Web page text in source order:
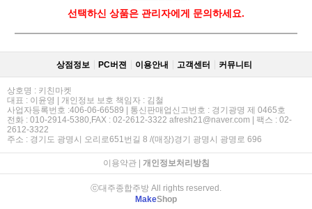
선택하신 상품은 관리자에게 문의하세요.
상점정보 PC버젼 이용안내 고객센터 커뮤니티
상호명 : 키친마켓
대표 : 이윤영 | 개인정보 보호 책임자 : 김철
사업자등록번호 :406-06-66589 | 통신판매업신고번호 : 경기광명 제 0465호
전화 : 010-2914-5380,FAX : 02-2612-3322 afresh21@naver.com | 팩스 : 02-
2612-3322
주소 : 경기도 광명시 오리로651번길 8 /(매장)경기 광명시 광명로 696
이용약관| 개인정보처리방침
ⓒ대주종합주방 All rights reserved.
MakeShop